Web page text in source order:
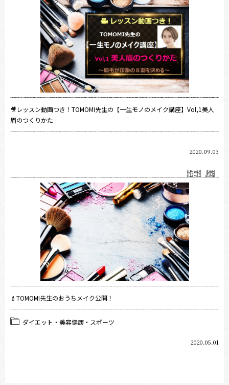
🎥レッスン動画つき！TOMOMI先生の【一生モノのメイク講座】Vol,1美人
眉のつくりかた
2020.09.03
💄TOMOMI先生のおうちメイク公開！
ダイエット・美容健康・スポーツ
2020.05.01